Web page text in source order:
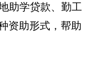
助学贷款、勤工
资助形式，帮助